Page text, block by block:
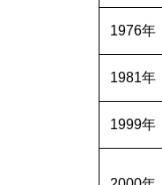
1976年
1981年
1999年